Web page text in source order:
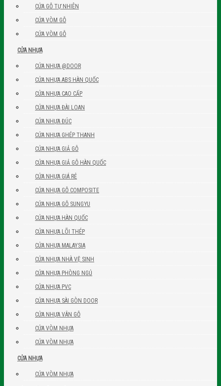
CỬA GỖ TỰ NHIÊN
CỬA VÒM GỖ
CỬA VÒM GỖ
CỬA NHỰA
CỬA NHỰA @DOOR
CỬA NHỰA ABS HÀN QUỐC
CỬA NHỰA CAO CẤP
CỬA NHỰA ĐÀI LOAN
CỬA NHỰA ĐÚC
CỬA NHỰA GHÉP THANH
CỬA NHỰA GIẢ GỖ
CỬA NHỰA GIẢ GỖ HÀN QUỐC
CỬA NHỰA GIÁ RẺ
CỬA NHỰA GỖ COMPOSITE
CỬA NHỰA GỖ SUNGYU
CỬA NHỰA HÀN QUỐC
CỬA NHỰA LÕI THÉP
CỬA NHỰA MALAYSIA
CỬA NHỰA NHÀ VỆ SINH
CỬA NHỰA PHÒNG NGỦ
CỬA NHỰA PVC
CỬA NHỰA SÀI GÒN DOOR
CỬA NHỰA VÂN GỖ
CỬA VÒM NHỰA
CỬA VÒM NHỰA
CỬA NHỰA
CỬA VÒM NHỰA